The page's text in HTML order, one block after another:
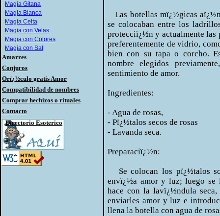
Magia Gitana
Magia Blanca
Magia Celta
Magia con Velas
Magia con Colores
Magia con Sal
Amarres
Conjuros
Orï¿½culo gratis Amor
Compatibilidad de nombres
Comprar hechizos o rituales
Contacto
Directorio Esoterico
Las botellas mï¿½gicas
se colocaban entre los
protecciï¿½n y actualmente las
preferentemente de vidrio,
bien con su tapa o corcho.
nombre elegidos
sentimiento de amor.
Ingredientes:
- Agua de rosas,
- Pï¿½talos secos de rosas
- Lavanda seca.
Preparaciï¿½n:
Se colocan los pï¿½talos
envï¿½a amor y luz; luego se
hace con la lavï¿½ndula
enviarles amor y luz e
llena la botella con agua de